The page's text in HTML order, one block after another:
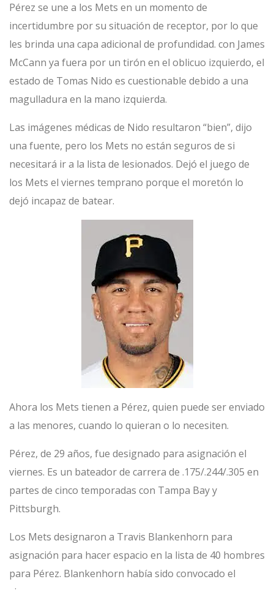
Pérez se une a los Mets en un momento de
incertidumbre por su situación de receptor, por lo que
les brinda una capa adicional de profundidad. con James
McCann ya fuera por un tirón en el oblicuo izquierdo, el
estado de Tomas Nido es cuestionable debido a una
magulladura en la mano izquierda.
Las imágenes médicas de Nido resultaron “bien”, dijo
una fuente, pero los Mets no están seguros de si
necesitará ir a la lista de lesionados. Dejó el juego de
los Mets el viernes temprano porque el moretón lo
dejó incapaz de batear.
Ahora los Mets tienen a Pérez, quien puede ser enviado
a las menores, cuando lo quieran o lo necesiten.
Pérez, de 29 años, fue designado para asignación el
viernes. Es un bateador de carrera de .175/.244/.305 en
partes de cinco temporadas con Tampa Bay y
Pittsburgh.
Los Mets designaron a Travis Blankenhorn para
asignación para hacer espacio en la lista de 40 hombres
para Pérez. Blankenhorn había sido convocado el